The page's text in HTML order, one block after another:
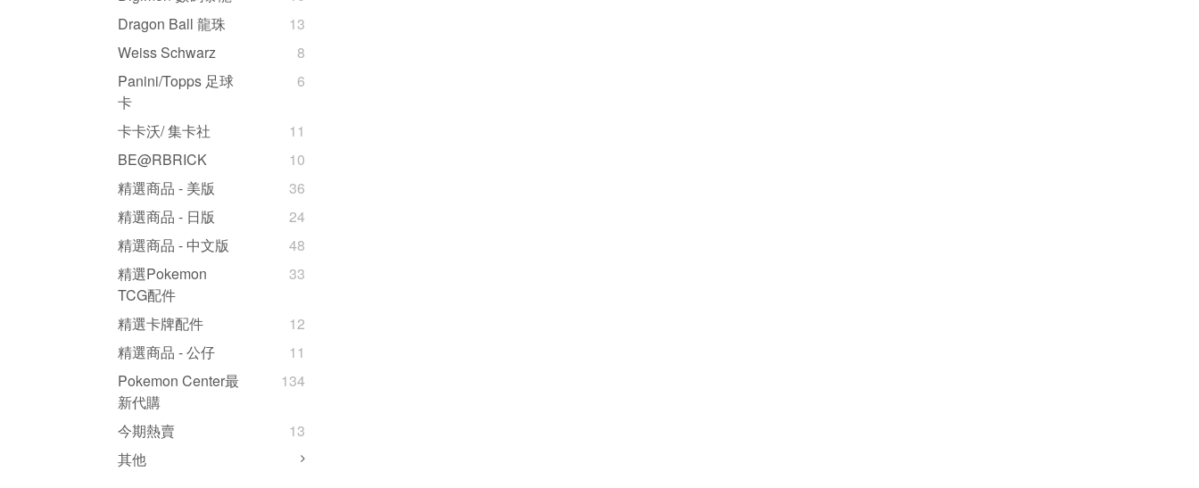
Dragon Ball 龍珠
13
Weiss Schwarz
8
Panini/Topps 足球
卡
6
卡卡沃/ 集卡社
11
BE@RBRICK
10
精選商品 - 美版
36
精選商品 - 日版
24
精選商品 - 中文版
48
精選Pokemon
TCG配件
33
精選卡牌配件
12
精選商品 - 公仔
11
Pokemon Center最
新代購
134
今期熱賣
13
其他